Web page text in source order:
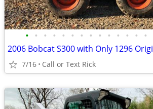
• • • • • • • • • • • • • •
7/16 Call or Text Rick